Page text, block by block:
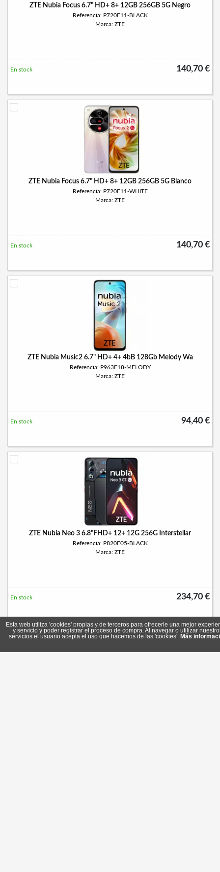
ZTE Nubia Focus 6.7" HD+ 8+ 12GB 256GB 5G Negro
Referencia: P720F11-BLACK
Marca: ZTE
140,70 €
En stock
ZTE Nubia Focus 6.7" HD+ 8+ 12GB 256GB 5G Blanco
Referencia: P720F11-WHITE
Marca: ZTE
140,70 €
En stock
ZTE Nubia Music2 6.7" HD+ 4+ 4bB 128Gb Melody Wa
Referencia: P963F18-MELODY
Marca: ZTE
94,40 €
En stock
ZTE Nubia Neo 3 6.8"FHD+ 12+ 12G 256G Interstellar
Referencia: P820F05-BLACK
Marca: ZTE
234,70 €
En stock
Esta web utiliza 'cookies' propias y de terceros para ofrecerle una mejor
y servicio y poder registrar el proceso de compra. Al navegar o utilizar
servicios el usuario acepta el uso que hacemos de las 'cookies'. Más